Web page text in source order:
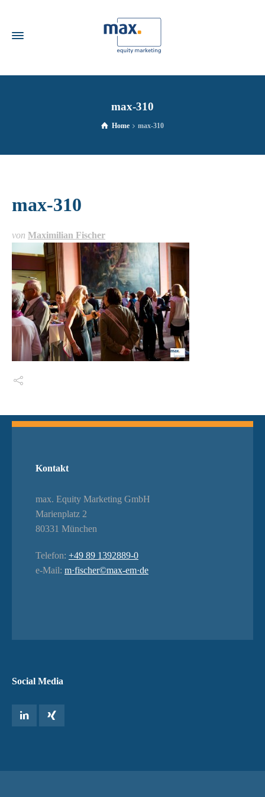
max-310
Home max-310
max-310
von Maximilian Fischer
Kontakt
max. Equity Marketing GmbH
Marienplatz 2
80331 München
Telefon: +49 89 1392889-0
e-Mail: m·fischer©max-em·de
Social Media